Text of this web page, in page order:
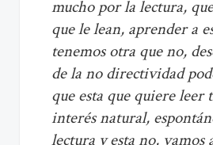
mucho por la lectura,
que le lean, aprender a
tenemos otra que no,
de la no directividad
que esta que quiere leer
interés natural,
lectura y esta no, vamos